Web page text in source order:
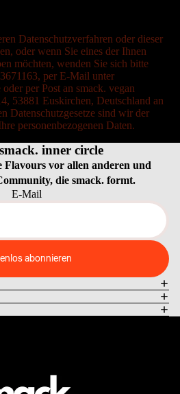
Datenschutzverfahren oder dieser
oder wenn Sie eines der Ihnen
möchten, wenden Sie sich bitte
per E-Mail unter
per Post an smack. vegan
53881 Euskirchen, Deutschland an
Datenschutzgesetze sind wir der
personenbezogenen Daten.
inner circle
Flavours vor allen anderen und
die smack. formt.
E-Mail
abonnieren